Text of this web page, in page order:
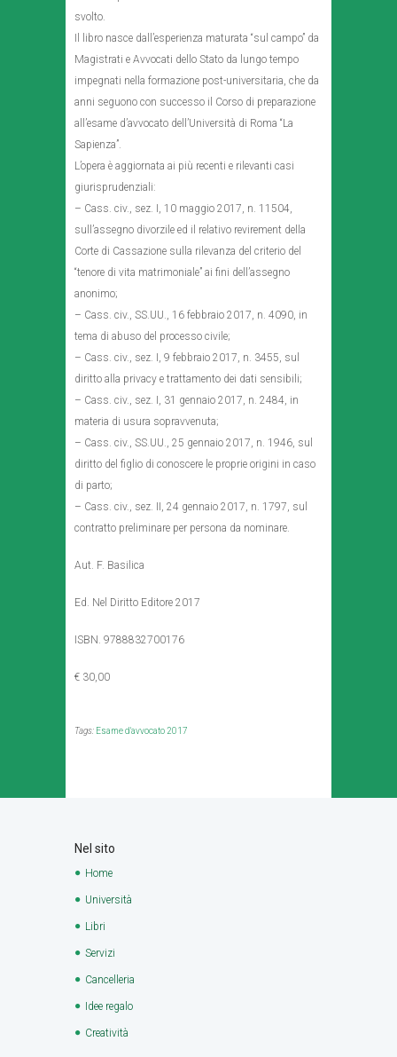
svolto.
Il libro nasce dall’esperienza maturata “sul campo” da
Magistrati e Avvocati dello Stato da lungo tempo
impegnati nella formazione post-universitaria, che da
anni seguono con successo il Corso di preparazione
all’esame d’avvocato dell’Università di Roma “La
Sapienza”.
L’opera è aggiornata ai più recenti e rilevanti casi
giurisprudenziali:
– Cass. civ., sez. I, 10 maggio 2017, n. 11504,
sull’assegno divorzile ed il relativo revirement della
Corte di Cassazione sulla rilevanza del criterio del
“tenore di vita matrimoniale” ai fini dell’assegno
anonimo;
– Cass. civ., SS.UU., 16 febbraio 2017, n. 4090, in
tema di abuso del processo civile;
– Cass. civ., sez. I, 9 febbraio 2017, n. 3455, sul
diritto alla privacy e trattamento dei dati sensibili;
– Cass. civ., sez. I, 31 gennaio 2017, n. 2484, in
materia di usura sopravvenuta;
– Cass. civ., SS.UU., 25 gennaio 2017, n. 1946, sul
diritto del figlio di conoscere le proprie origini in caso
di parto;
– Cass. civ., sez. II, 24 gennaio 2017, n. 1797, sul
contratto preliminare per persona da nominare.
Aut. F. Basilica
Ed. Nel Diritto Editore 2017
ISBN. 9788832700176
€ 30,00
Tags: Esame d'avvocato 2017
Nel sito
Home
Università
Libri
Servizi
Cancelleria
Idee regalo
Creatività